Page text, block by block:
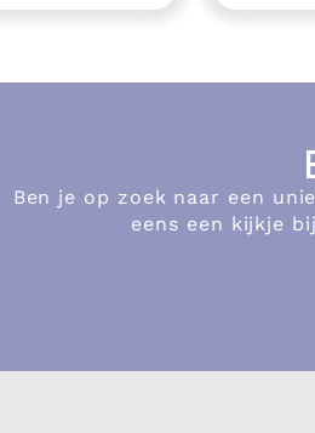
Ben je op zoek naar een
eens een kijkje